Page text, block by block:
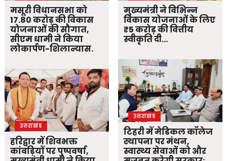
मसूरी विधानसभा को
17.80 करोड़ की विकास
योजनाओं की सौगात,
सीएम धामी ने किया
लोकार्पण-शिलान्यास.
उत्तराखंड
हरिद्वार में शिवभक्त
कांवड़ियों पर पुष्पवर्षा,
मुख्यमंत्री ने विभिन्न
विकास योजनाओं के लिए
₹5 करोड़ की वित्तीय
स्वीकृति दी…
उत्तराखंड
टिहरी में मेडिकल कॉलेज
स्थापना पर मंथन,
स्वास्थ्य सेवाओं को और